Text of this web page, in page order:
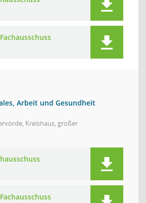
Arbeit und Gesundheit
Kreishaus, großer